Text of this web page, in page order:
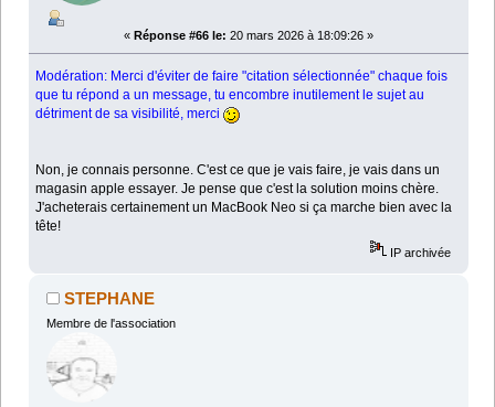
« Réponse #66 le: 20 mars 2026 à 18:09:26 »
Modération: Merci d'éviter de faire "citation sélectionnée" chaque fois
que tu répond a un message, tu encombre inutilement le sujet au
détriment de sa visibilité, merci
Non, je connais personne. C'est ce que je vais faire, je vais dans un
magasin apple essayer. Je pense que c'est la solution moins chère.
J'acheterais certainement un MacBook Neo si ça marche bien avec la
tête!
IP archivée
STEPHANE
Membre de l'association